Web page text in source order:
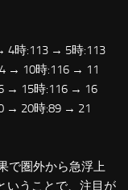
4時:113 → 5時:113
→ 10時:116 → 11
→ 15時:116 → 16
→ 20時:89 → 21
で圏外から急浮上
いうことで、注目が